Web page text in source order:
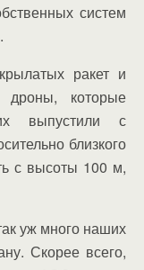
систем
ракет и
дроны, которые
выпустили с
близкого
с высоты 100 м,
уж много наших
Скорее всего,